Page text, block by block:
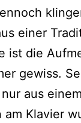
einer
ist die
gewiss.
aus
Klavier